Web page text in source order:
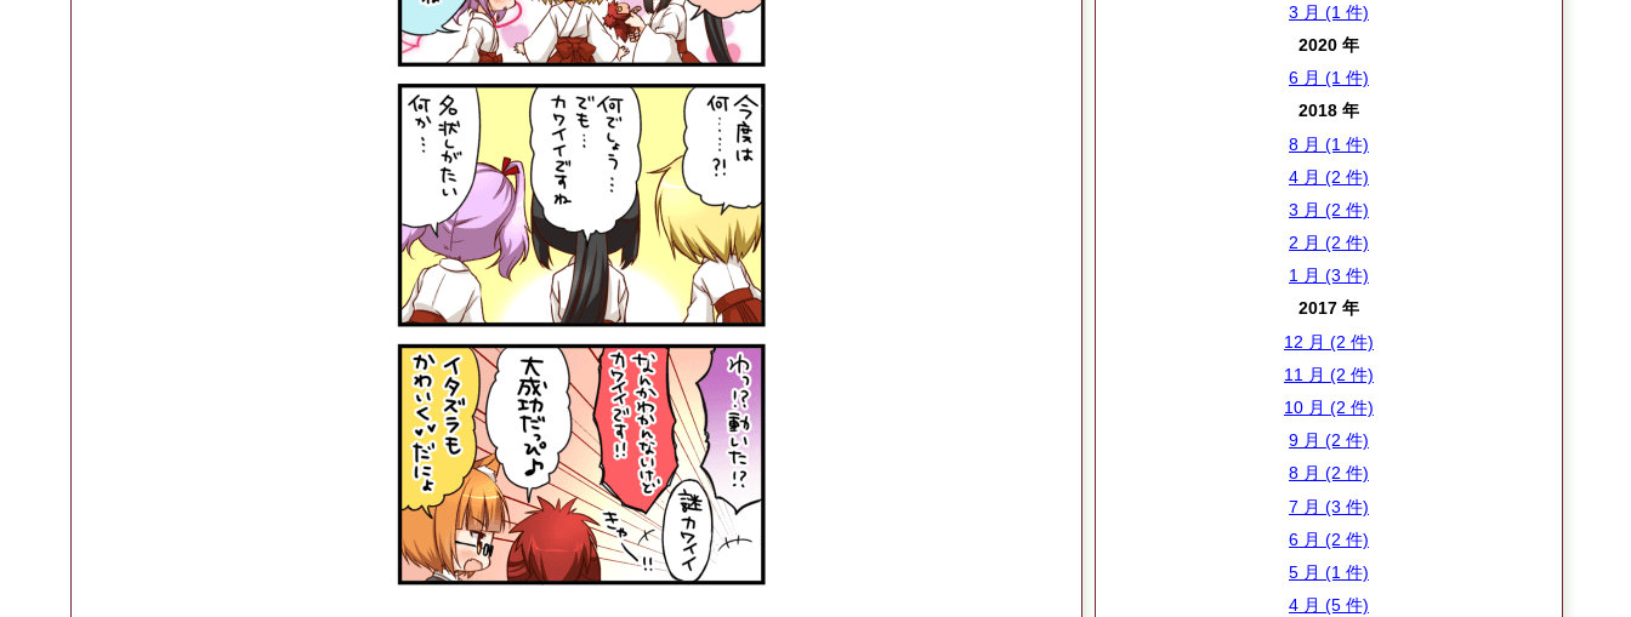
3 月 (1 件)
2020 年
6 月 (1 件)
2018 年
8 月 (1 件)
4 月 (2 件)
3 月 (2 件)
2 月 (2 件)
1 月 (3 件)
2017 年
12 月 (2 件)
11 月 (2 件)
10 月 (2 件)
9 月 (2 件)
8 月 (2 件)
7 月 (3 件)
6 月 (2 件)
5 月 (1 件)
4 月 (5 件)